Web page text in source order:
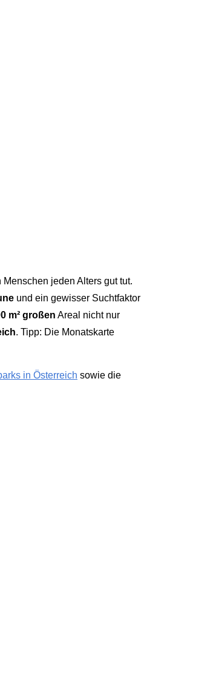
jeden Alters gut tut.
und ein gewisser Suchtfaktor
m² großen Areal nicht nur
. Tipp: Die Monatskarte
in Österreich sowie die